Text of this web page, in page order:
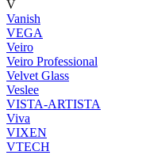
V
Vanish
VEGA
Veiro
Veiro Professional
Velvet Glass
Veslee
VISTA-ARTISTA
Viva
VIXEN
VTECH